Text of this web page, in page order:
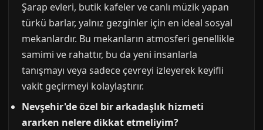
Şarap evleri, butik kafeler ve canlı müzik yapan
türkü barlar, yalnız gezginler için en ideal sosyal
mekanlardır. Bu mekanların atmosferi genellikle
samimi ve rahattır, bu da yeni insanlarla
tanışmayı veya sadece çevreyi izleyerek keyifli
vakit geçirmeyi kolaylaştırır.
Nevşehir'de özel bir arkadaşlık hizmeti
ararken nelere dikkat etmeliyim?